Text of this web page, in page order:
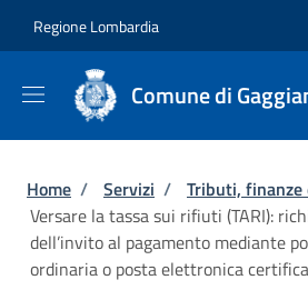
Regione Lombardia
Comune di
Briciole di pane
Home / Servizi / Tributi, finanze
Versare la tassa sui rifiuti (TARI):
dell’invito al pagamento mediante
ordinaria o posta elettronica